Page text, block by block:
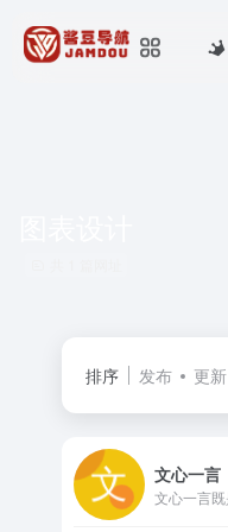
排序 发布 更新
文心一言